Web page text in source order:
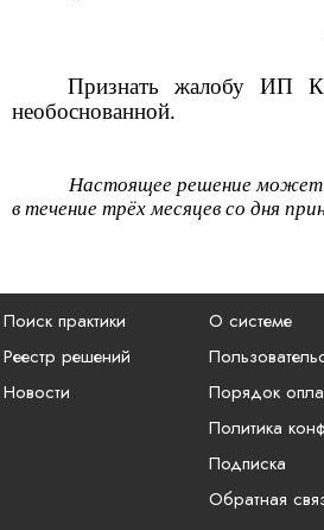
Признать жалобуИП
необоснованной.
Настоящее решение может
в течение трёх месяцев со дня
Поиск практики
Реестр решений
Новости
О системе
Порядок
Политика
Подписка
Обратная